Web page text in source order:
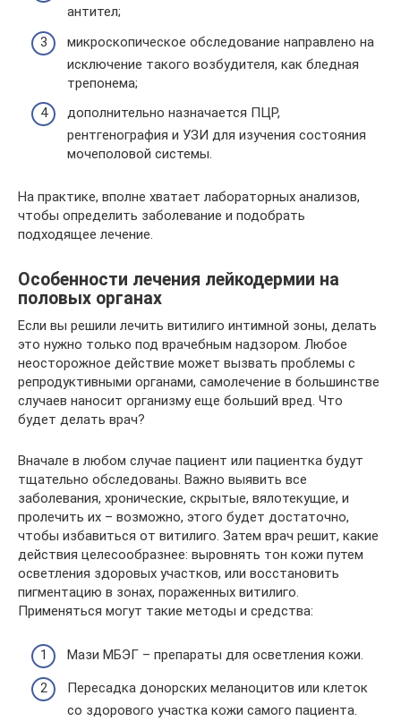
антител;
микроскопическое обследование направлено на
исключение такого возбудителя, как бледная
трепонема;
дополнительно назначается ПЦР,
рентгенография и УЗИ для изучения состояния
мочеполовой системы.
На практике, вполне хватает лабораторных анализов,
чтобы определить заболевание и подобрать
подходящее лечение.
Особенности лечения лейкодермии на
половых органах
Если вы решили лечить витилиго интимной зоны, делать
это нужно только под врачебным надзором. Любое
неосторожное действие может вызвать проблемы с
репродуктивными органами, самолечение в большинстве
случаев наносит организму еще больший вред. Что
будет делать врач?
Вначале в любом случае пациент или пациентка будут
тщательно обследованы. Важно выявить все
заболевания, хронические, скрытые, вялотекущие, и
пролечить их – возможно, этого будет достаточно,
чтобы избавиться от витилиго. Затем врач решит, какие
действия целесообразнее: выровнять тон кожи путем
осветления здоровых участков, или восстановить
пигментацию в зонах, пораженных витилиго.
Применяться могут такие методы и средства:
Мази МБЭГ – препараты для осветления кожи.
Пересадка донорских меланоцитов или клеток
со здорового участка кожи самого пациента.